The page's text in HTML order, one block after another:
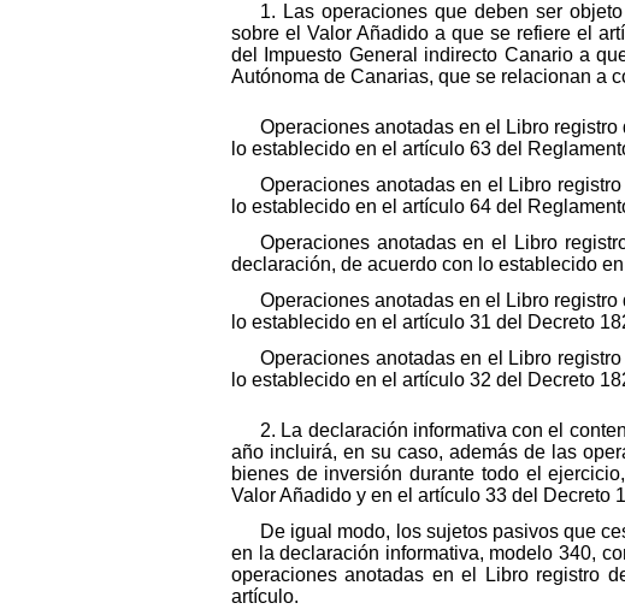
1. Las operaciones que deben ser
sobre el Valor Añadido a que se refiere el
del Impuesto General indirecto Canario a
Autónoma de Canarias, que se relacionan a
Operaciones anotadas en el Libro
lo establecido en el artículo 63 del
Operaciones anotadas en el Libro
lo establecido en el artículo 64 del
Operaciones anotadas en el Libro
declaración, de acuerdo con lo establecido
Operaciones anotadas en el Libro
lo establecido en el artículo 31 del Decreto
Operaciones anotadas en el Libro
lo establecido en el artículo 32 del Decreto
2. La declaración informativa con el
año incluirá, en su caso, además de las
bienes de inversión durante todo el
Valor Añadido y en el artículo 33 del Decreto
De igual modo, los sujetos pasivos que
en la declaración informativa, modelo 340,
operaciones anotadas en el Libro registro
artículo.